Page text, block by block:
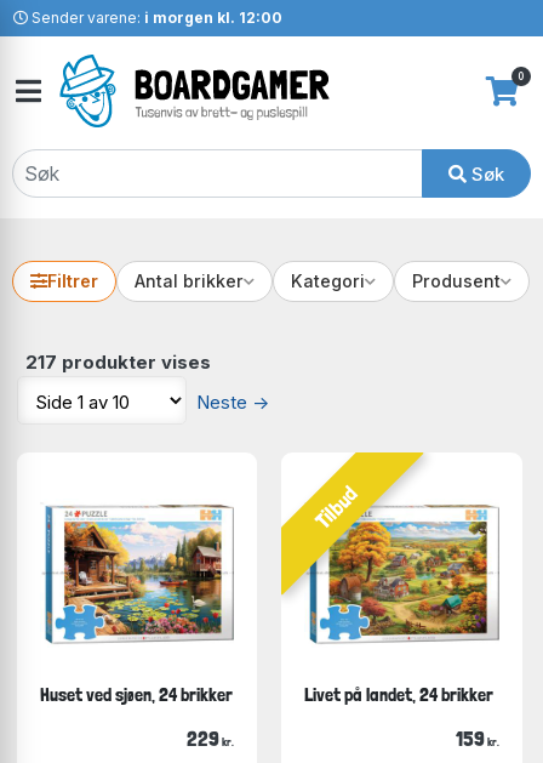
Sender varene: i morgen kl. 12:00
Søk
0
Filtrer Antal brikker Kategori Produsent
217 produkter vises
Neste →
Huset ved sjøen, 24 brikker
229 kr.
Tilbud
Livet på landet, 24 brikker
159 kr.